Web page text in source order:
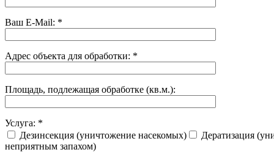
Ваш E-Mail: *
Адрес объекта для обработки: *
Площадь, подлежащая обработке (кв.м.):
Услуга: *
Дезинсекция (уничтожение насекомых)
Дератизация
неприятным запахом)